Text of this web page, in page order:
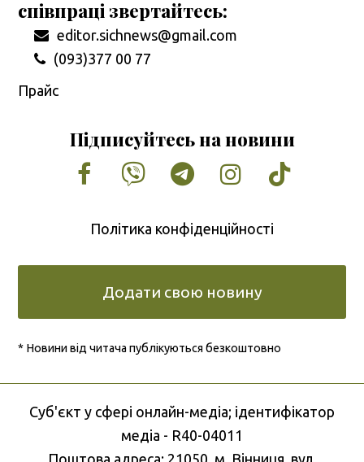
співпраці звертайтесь:
editor.sichnews@gmail.com
(093)377 00 77
Прайс
Підписуйтесь на новини
Facebook
VimeoTumblrInstagram
Tiktok
Політика конфіденційності
Додати свою новину
* Новини від читача публікуються безкоштовно
Cуб'єкт у сфері онлайн-медіа; ідентифікатор
медіа - R40-04011